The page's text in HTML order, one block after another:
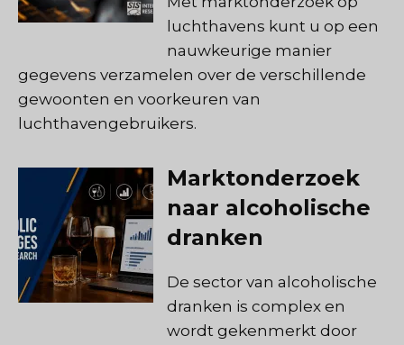
luchthavens kunt u op een
nauwkeurige manier
gegevens verzamelen over de verschillende
gewoonten en voorkeuren van
luchthavengebruikers.
Marktonderzoek
naar alcoholische
dranken
De sector van alcoholische
dranken is complex en
wordt gekenmerkt door